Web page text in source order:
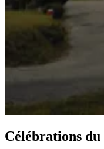
Célébrations du